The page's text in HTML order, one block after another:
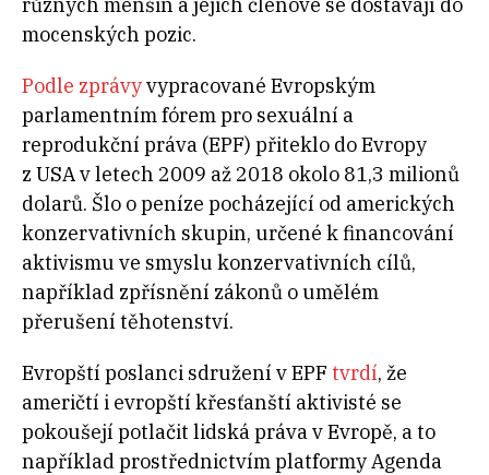
mocenských pozic.
Podle zprávyvypracované Evropským
parlamentním fórem pro sexuální a
reprodukční práva (EPF) přiteklo do Evropy
z USA v letech 2009 až 2018 okolo 81,3 milionů
dolarů. Šlo o peníze pocházející od amerických
konzervativních skupin, určené k financování
aktivismu ve smyslu konzervativních cílů,
například zpřísnění zákonů o umělém
přerušení těhotenství.
Evropští poslanci sdružení v EPF tvrdí, že
američtí i evropští křesťanští aktivisté se
pokoušejí potlačit lidská práva v Evropě, a to
například prostřednictvím platformy Agenda